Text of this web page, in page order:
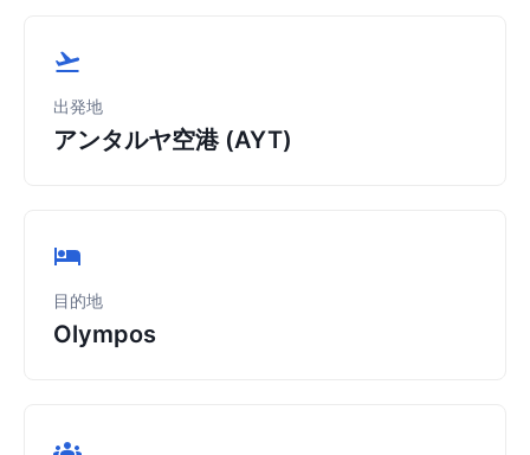
出発地
アンタルヤ空港 (AYT)
目的地
Olympos